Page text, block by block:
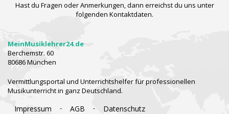
Hast du Fragen oder Anmerkungen, dann erreichst du uns unter
folgenden Kontaktdaten.
MeinMusiklehrer24.de
Berchemstr. 60
80686 München
Vermittlungsportal und Unterrichtshelfer für professionellen
Musikunterricht in ganz Deutschland.
Impressum - AGB - Datenschutz